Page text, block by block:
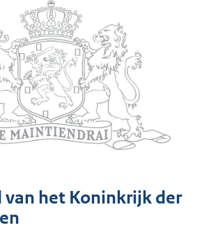
van het Koninkrijk der